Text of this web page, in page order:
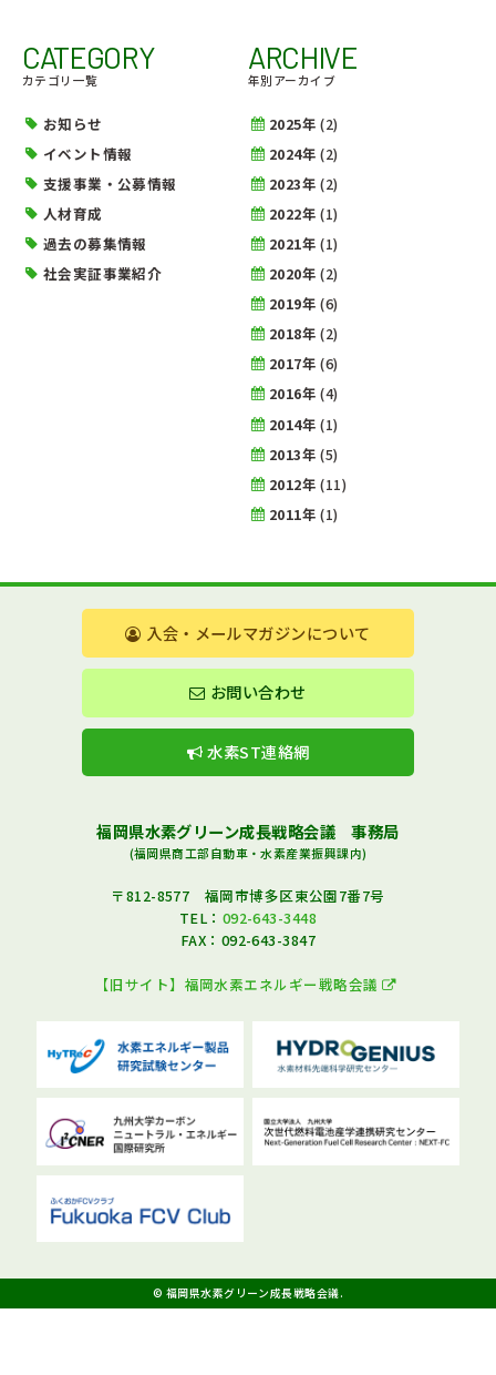
CATEGORY
カテゴリ一覧
お知らせ
イベント情報
支援事業・公募情報
人材育成
過去の募集情報
社会実証事業紹介
ARCHIVE
年別アーカイブ
2025年 (2)
2024年 (2)
2023年 (2)
2022年 (1)
2021年 (1)
2020年 (2)
2019年 (6)
2018年 (2)
2017年 (6)
2016年 (4)
2014年 (1)
2013年 (5)
2012年 (11)
2011年 (1)
入会・メールマガジンについて
お問い合わせ
水素ST連絡網
福岡県水素グリーン成長戦略会議 事務局
(福岡県商工部自動車・水素産業振興課内)
〒812-8577 福岡市博多区東公園7番7号
TEL： 092-643-3448
FAX：092-643-3847
【旧サイト】福岡水素エネルギー戦略会議
© 福岡県水素グリーン成長戦略会議.